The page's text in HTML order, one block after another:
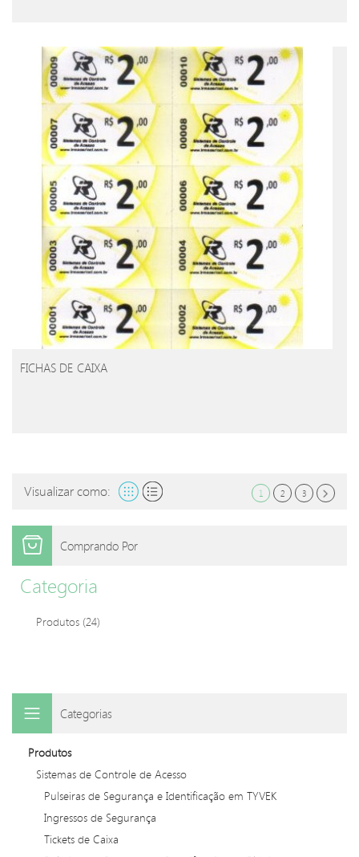
FICHAS DE CAIXA
Visualizar como: 1 2 3
Comprando Por
Categoria
Produtos (24)
Categorias
Produtos
Sistemas de Controle de Acesso
Pulseiras de Segurança e Identificação em TYVEK
Ingressos de Segurança
Tickets de Caixa